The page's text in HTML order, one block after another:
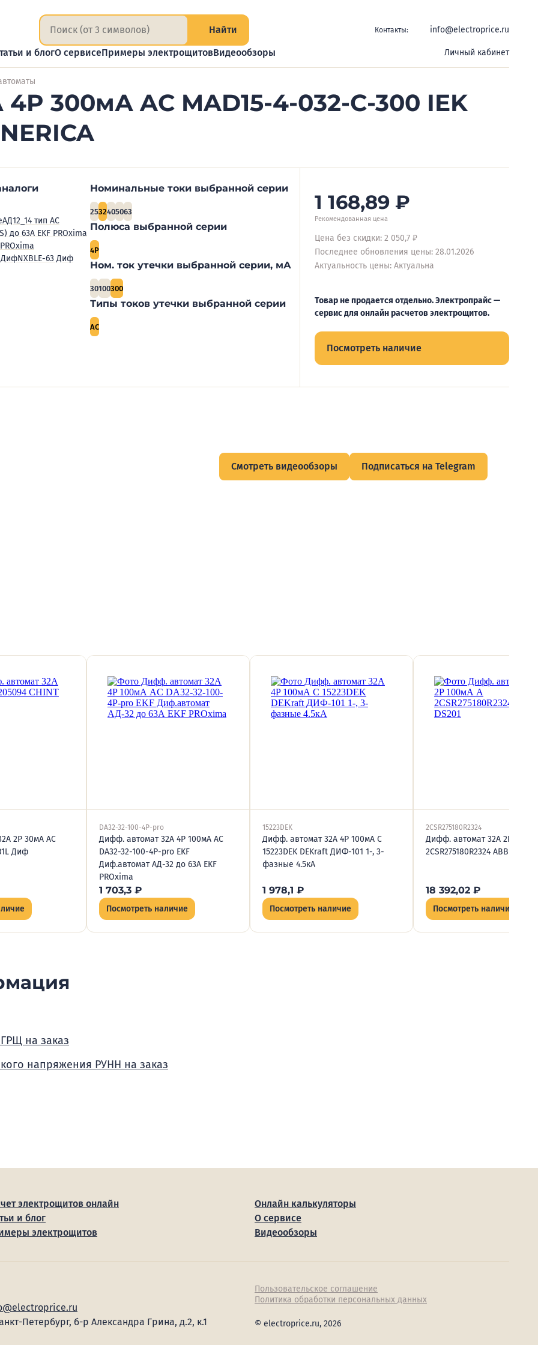
Найти Контакты: info@electroprice.ru
и блогО сервисеПримеры электрощитовВидеообзоры Личный кабинет
300мА AC MAD15-4-032-C-300 IEK
АД12_14 тип AC
до 63А EKF PROxima
ДифNXBLE-63 Диф
Номинальные токи выбранной серии
2532405063
Полюса выбранной серии
4P
Ном. ток утечки выбранной серии, мА
30100300
Типы токов утечки выбранной серии
AC
1 168,89 ₽
Рекомендованная цена
Цена без скидки: 2 050,7 ₽
Последнее обновления цены: 28.01.2026
Актуальность цены: Актуальна
Товар не продается отдельно. Электропрайс —
сервис для онлайн расчетов электрощитов.
Посмотреть наличие
Смотреть видеообзоры Подписаться на Telegram
2P 30мА AC
Диф
DA32-32-100-4P-pro
Дифф. автомат 32А 4P 100мА AC
DA32-32-100-4P-pro EKF
Диф.автомат АД-32 до 63А EKF
PROxima
1 703,3 ₽
Посмотреть наличие
15223DEK
Дифф. автомат 32А 4P 100мА C
15223DEK DEKraft ДИФ-101 1-, 3-
фазные 4.5кА
1 978,1 ₽
Посмотреть наличие
2CSR275180R2324
Дифф. автомат 32А 2P
2CSR275180R2324 ABB DS201
18 392,02 ₽
Посмотреть наличие
на заказ
напряжения РУНН на заказ
электрощитов онлайн
Онлайн калькуляторы
и блог
О сервисе
электрощитов
Видеообзоры
Петербург, б-р Александра Грина, д.2, к.1
Пользовательское соглашение
Политика обработки персональных данных
© electroprice.ru, 2026